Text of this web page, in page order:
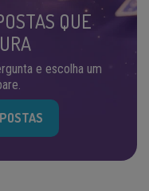
QUE
e escolha um